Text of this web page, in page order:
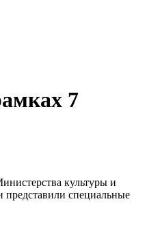
7
культуры и
представили специальные